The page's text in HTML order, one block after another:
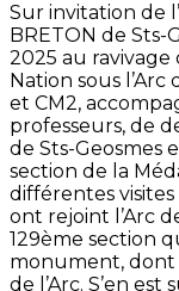
Sur invitation de
BRETON de Sts-
2025 au
Nation sous l’Arc
et CM2,
professeurs, de
de Sts-Geosmes
section de la
différentes
ont rejoint l’Arc
129ème section
monument, dont
de l’Arc. S’en